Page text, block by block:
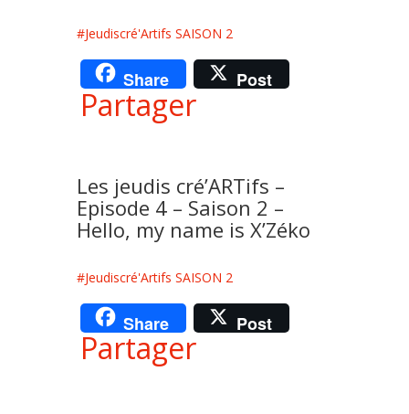
#Jeudiscré'Artifs SAISON 2
Share Post
Partager
Les jeudis cré’ARTifs –
Episode 4 – Saison 2 –
Hello, my name is X’Zéko
#Jeudiscré'Artifs SAISON 2
Share Post
Partager